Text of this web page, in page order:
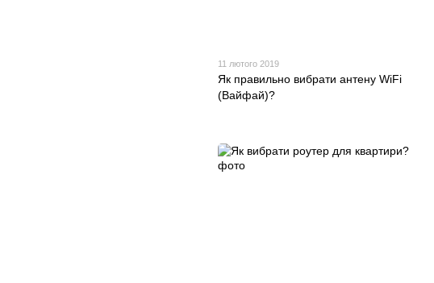
11 лютого 2019
Як правильно вибрати антену WiFi
(Вайфай)?